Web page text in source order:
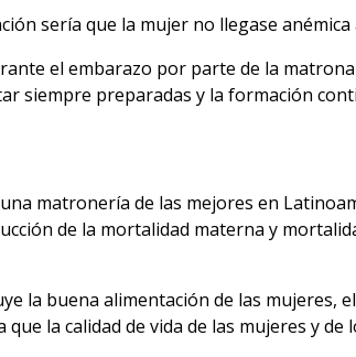
sería que la mujer no llegase anémica
el embarazo por parte de la
siempre preparadas y la formación
matronería de las mejores en
de la mortalidad materna y
la buena alimentación de las mujeres,
la calidad de vida de las mujeres y de